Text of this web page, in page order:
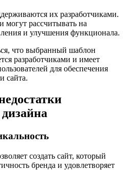
их разработчиками.
могут рассчитывать на
и улучшения функционала.
что выбранный шаблон
разработчиками и имеет
для обеспечения
сайта.
создать сайт, который
бренда и удовлетворяет